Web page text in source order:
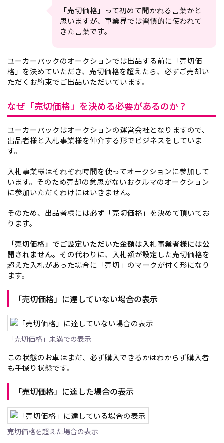
「売切価格」って初めて聞かれる言葉かと
思いますが、車業界では習慣的に使われて
きた言葉です。
ユーカーパックのオークションでは出品する前に「売切価
格」を決めていただき、売切価格を超えたら、必ずご売却い
ただくお約束でご出品いただいています。
なぜ「売切価格」を決める必要があるのか？
ユーカーパックはオークションの運営会社となりますので、
出品者様と入札事業様を仲介する形でビジネスをしていま
す。
入札事業様はそれぞれ時間を使ってオークションに参加して
います。そのため売却の意思がないおクルマのオークション
に参加いただくわけにはいきません。
そのため、出品者様には必ず「売切価格」を決めて頂いてお
ります。
「売切価格」でご設定いただいた金額は入札事業者様には公
開されません。 その代わりに、入札額が設定した売切価格を
超えた入札があった場合に「売切」のマークが付く形になり
ます。
「売切価格」に達していない場合の表示
「売切価格」未満での表示
この状態のお車はまだ、必ず購入できるかはわからず購入者
も手探り状態です。
「売切価格」に達した場合の表示
売切価格を超えた場合の表示